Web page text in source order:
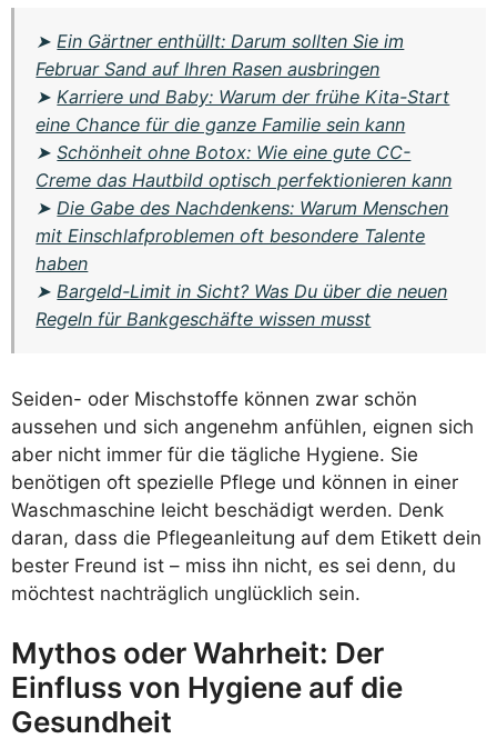
➤ Ein Gärtner enthüllt: Darum sollten Sie im
Februar Sand auf Ihren Rasen ausbringen
➤ Karriere und Baby: Warum der frühe Kita-Start
eine Chance für die ganze Familie sein kann
➤Schönheit ohne Botox: Wie eine gute CC-
Creme das Hautbild optisch perfektionieren kann
➤ Die Gabe des Nachdenkens: Warum Menschen
mit Einschlafproblemen oft besondere Talente
haben
➤ Bargeld-Limit in Sicht? Was Du über die neuen
Regeln für Bankgeschäfte wissen musst
Seiden- oder Mischstoffe können zwar schön
aussehen und sich angenehm anfühlen, eignen sich
aber nicht immer für die tägliche Hygiene. Sie
benötigen oft spezielle Pflege und können in einer
Waschmaschine leicht beschädigt werden. Denk
daran, dass die Pflegeanleitung auf dem Etikett dein
bester Freund ist – miss ihn nicht, es sei denn, du
möchtest nachträglich unglücklich sein.
Mythos oder Wahrheit: Der
Einfluss von Hygiene auf die
Gesundheit